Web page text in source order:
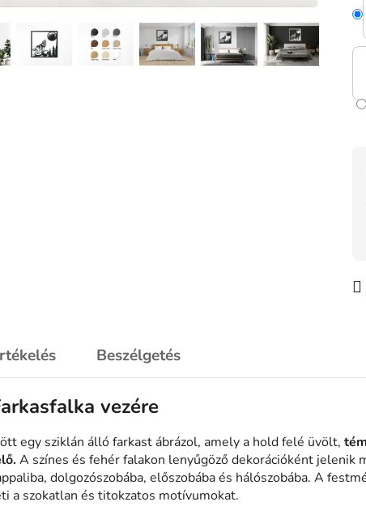
Beszélgetés
vezére
egy sziklán álló farkast ábrázol, amely a hold felé üvölt,
A színes és fehér falakon lenyűgöző dekorációként jelenik
dolgozószobába, előszobába és hálószobába. A
a szokatlan és titokzatos motívumokat.